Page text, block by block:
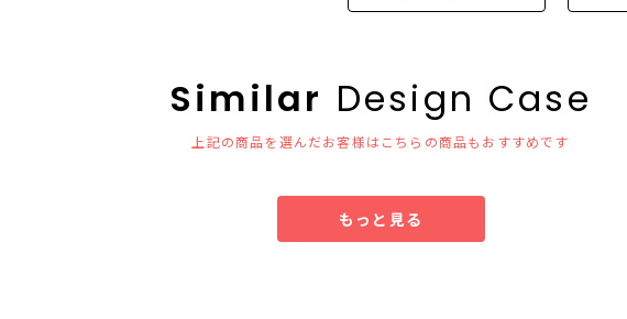
Similar Design Case
上記の商品を選んだお客様はこちらの商品もおすすめです
もっと見る